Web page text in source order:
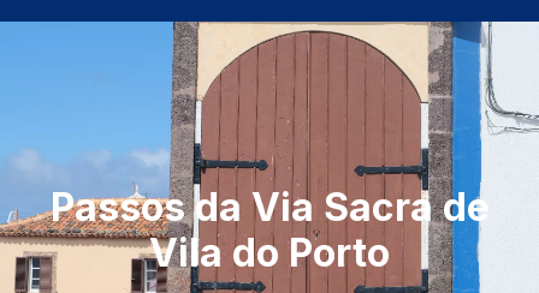
Passos da Via Sacra de
Vila do Porto